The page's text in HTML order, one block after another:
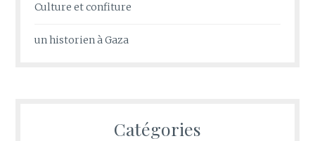
Culture et confiture
un historien à Gaza
Catégories